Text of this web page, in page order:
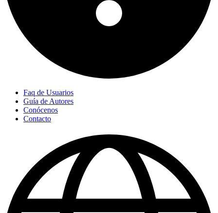
Faq de Usuarios
Guía de Autores
Conócenos
Contacto